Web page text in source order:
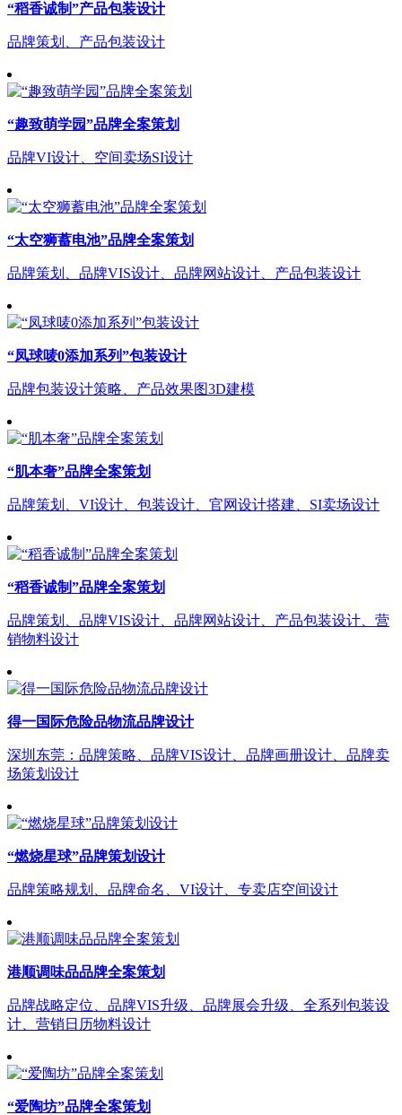
“稻香诚制”产品包装设计
品牌策划、产品包装设计
“趣致萌学园”品牌全案策划
品牌VI设计、空间卖场SI设计
“太空狮蓄电池”品牌全案策划
品牌策划、品牌VIS设计、品牌网站设计、产品包装设计
“凤球唛0添加系列”包装设计
品牌包装设计策略、产品效果图3D建模
“肌本奢”品牌全案策划
品牌策划、VI设计、包装设计、官网设计搭建、SI卖场设计
“稻香诚制”品牌全案策划
品牌策划、品牌VIS设计、品牌网站设计、产品包装设计、营
销物料设计
得一国际危险品物流品牌设计
深圳东莞：品牌策略、品牌VIS设计、品牌画册设计、品牌卖
场策划设计
“燃烧星球”品牌策划设计
品牌策略规划、品牌命名、VI设计、专卖店空间设计
港顺调味品品牌全案策划
品牌战略定位、品牌VIS升级、品牌展会升级、全系列包装设
计、营销日历物料设计
“爱陶坊”品牌全案策划